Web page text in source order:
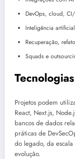
DevOps, cloud,
Inteligência
Recuperação,
Squads e
Projetos podem
React, Next.js,
bancos de dados
práticas de
do legado, da
evolução.